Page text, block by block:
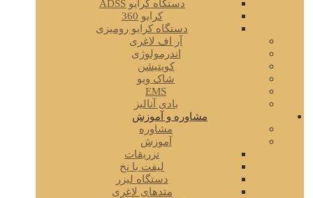
دستگاه کرایو ADSS
کرایو 360
دستگاه کرایو رومیزی
آر اف لاغری
اندرمولوژی
کویتیشن
شاک ویو
EMS
بادی آنالیز
مشاوره و آموزش
مشاوره
آموزش
تزریقات
لیفت با نخ
دستگاه لیزر
متدهای لاغری